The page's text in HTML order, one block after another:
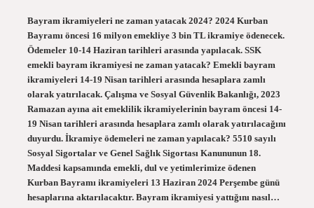
Bayram ikramiyeleri ne zaman yatacak 2024? 2024 Kurban
Bayramı öncesi 16 milyon emekliye 3 bin TL ikramiye ödenecek.
Ödemeler 10-14 Haziran tarihleri ​​arasında yapılacak. SSK
emekli bayram ikramiyesi ne zaman yatacak? Emekli bayram
ikramiyeleri 14-19 Nisan tarihleri ​​arasında hesaplara zamlı
olarak yatırılacak. Çalışma ve Sosyal Güvenlik Bakanlığı, 2023
Ramazan ayına ait emeklilik ikramiyelerinin bayram öncesi 14-
19 Nisan tarihleri ​​arasında hesaplara zamlı olarak yatırılacağını
duyurdu. İkramiye ödemeleri ne zaman yapılacak? 5510 sayılı
Sosyal Sigortalar ve Genel Sağlık Sigortası Kanununun 18.
Maddesi kapsamında emekli, dul ve yetimlerimize ödenen
Kurban Bayramı ikramiyeleri 13 Haziran 2024 Perşembe günü
hesaplarına aktarılacaktır. Bayram ikramiyesi yattığını nasıl…